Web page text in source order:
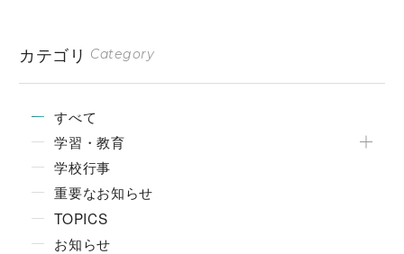
カテゴリ Category
すべて
学習・教育
学校行事
重要なお知らせ
TOPICS
お知らせ